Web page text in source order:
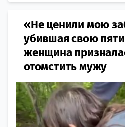
«Не ценили мою
убившая свою
женщина
отомстить мужу